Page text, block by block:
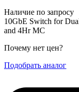
Наличие по запросу
10GbE Switch for
and 4Hr MC
Почему нет цен?
Подобрать аналог